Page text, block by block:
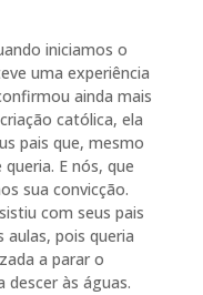
iniciamos o
uma experiência
ainda mais
católica, ela
pais que, mesmo
E nós, que
sua convicção.
com seus pais
aulas, pois queria
a parar o
descer às águas.